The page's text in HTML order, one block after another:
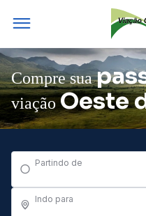
Compre sua
viaçãoOeste
Partindo de
Indo para